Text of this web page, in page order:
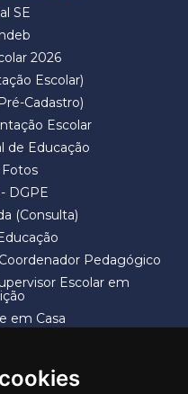
SE
2026
Escolar)
Cadastro)
Escolar
de Educação
Fotos
DGPE
(Consulta)
Pedagógico
Escolar em
em Casa